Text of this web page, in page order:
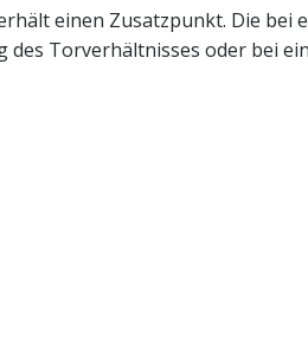
einen Zusatzpunkt. Die
des Torverhältnisses oder bei